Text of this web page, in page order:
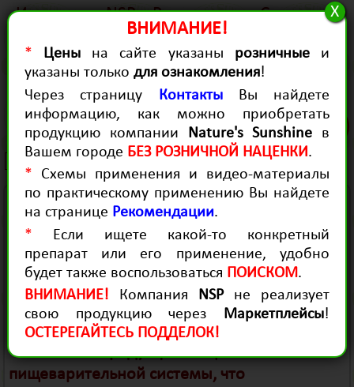
История NSP в России
Статьи
Для Здоровья
Контакты
Диагностика Рекомендации
(0)
2796 руб.
Продукция для здоровья
Herbal H-p fighter
(Эйч-Пи Файтер, 60 капсул)
- Обладает выраженным
антибактериальным и антипаразитарным
действием.
- Ослабляет активность бактерий
Нelicobacter pylori (H-p), вызывающих язву
желудка, не подавляя при этом
жизнедеятельность полезных бактерий.
- Повышает продукцию защитной слизи
пищеварительной системы, что
ВНИМАНИЕ!
* Цены на сайте указаны розничныеи
указаны толькодля ознакомления!
Через страницу КонтактыВы найдете
информацию, как можно приобретать
продукцию компании Nature's Sunshine в
Вашем городе БЕЗ РОЗНИЧНОЙ НАЦЕНКИ.
* Схемы применения и видео-материалы
по практическому применению Вы найдете
на странице Рекомендации.
* Если ищете какой-то конкретный
препарат или его применение, удобно
будет также воспользоваться ПОИСКОМ.
ВНИМАНИЕ! Компания NSPне реализует
свою продукцию через Маркетплейсы!
ОСТЕРЕГАЙТЕСЬ ПОДДЕЛОК!
X